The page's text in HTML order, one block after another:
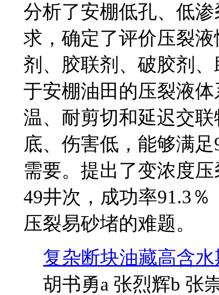
分析了安棚低孔、低
求，确定了评价压裂
剂、胶联剂、破胶剂
于安棚油田的压裂液
温、耐剪切和延迟交
底、伤害低，能够满
需要。提出了变浓度
49井次，成功率91.3
压裂易砂堵的难题。
复杂断块油藏高含
胡书勇a 张烈辉b 张